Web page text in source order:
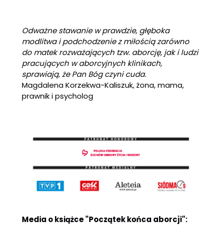
Odważne stawanie w prawdzie, głęboka
modlitwa i podchodzenie z miłością zarówno
do matek rozważających tzw. aborcję, jak i ludzi
pracujących w aborcyjnych klinikach,
sprawiają, że Pan Bóg czyni cuda.
Magdalena Korzekwa-Kaliszuk, żona, mama,
prawnik i psycholog
Media o książce "Początek końca aborcji":